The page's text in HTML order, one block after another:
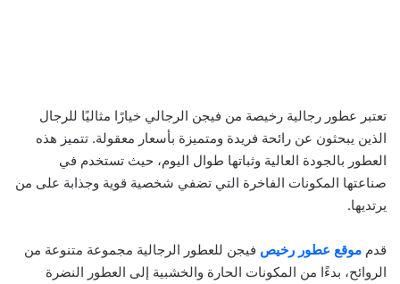
تعتبر عطور رجالية رخيصة من فيجن الرجالي خيارًا مثاليًا للرجال
الذين يبحثون عن رائحة فريدة ومتميزة بأسعار معقولة. تتميز هذه
العطور بالجودة العالية وثباتها طوال اليوم، حيث تستخدم في
صناعتها المكونات الفاخرة التي تضفي شخصية قوية وجذابة على من
يرتديها.
قدم موقع عطور رخيص فيجن للعطور الرجالية مجموعة متنوعة من
الروائح، بدءًا من المكونات الحارة والخشبية إلى العطور النضرة